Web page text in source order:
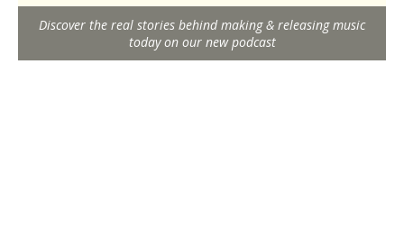
Discover the real stories behind making & releasing music
today on our new podcast